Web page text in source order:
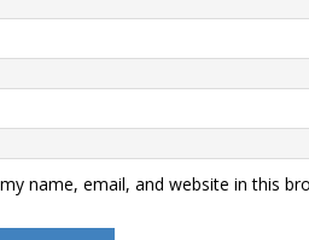
name, email, and website in this